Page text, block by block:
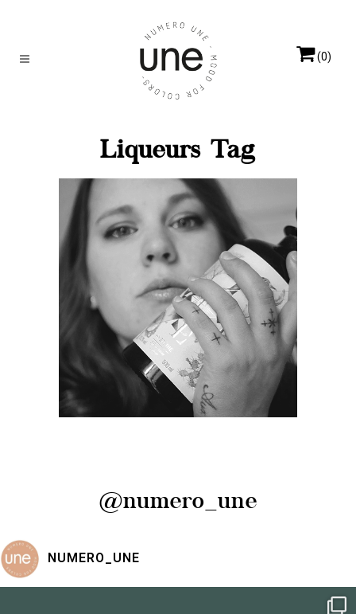
(0)
Liqueurs Tag
Marlène Staiger, le nez des
liqueurs H. THEORIA
Elles créent
NOIR MYSTÈRE
@numero_une
NUMERO_UNE